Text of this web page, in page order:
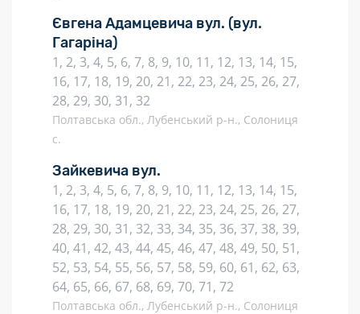
Євгена Адамцевича вул. (вул.
Гагаріна)
1, 2, 3, 4, 5, 6, 7, 8, 9, 10, 11, 12, 13, 14, 15,
16, 17, 18, 19, 20, 21, 22, 23, 24, 25, 26, 27,
28, 29, 30, 31, 32
Полтавська обл., Лубенський р-н., Солониця
с.
Зайкевича вул.
1, 2, 3, 4, 5, 6, 7, 8, 9, 10, 11, 12, 13, 14, 15,
16, 17, 18, 19, 20, 21, 22, 23, 24, 25, 26, 27,
28, 29, 30, 31, 32, 33, 34, 35, 36, 37, 38, 39,
40, 41, 42, 43, 44, 45, 46, 47, 48, 49, 50, 51,
52, 53, 54, 55, 56, 57, 58, 59, 60, 61, 62, 63,
64, 65, 66, 67, 68, 69, 70, 71, 72
Полтавська обл., Лубенський р-н., Солониця